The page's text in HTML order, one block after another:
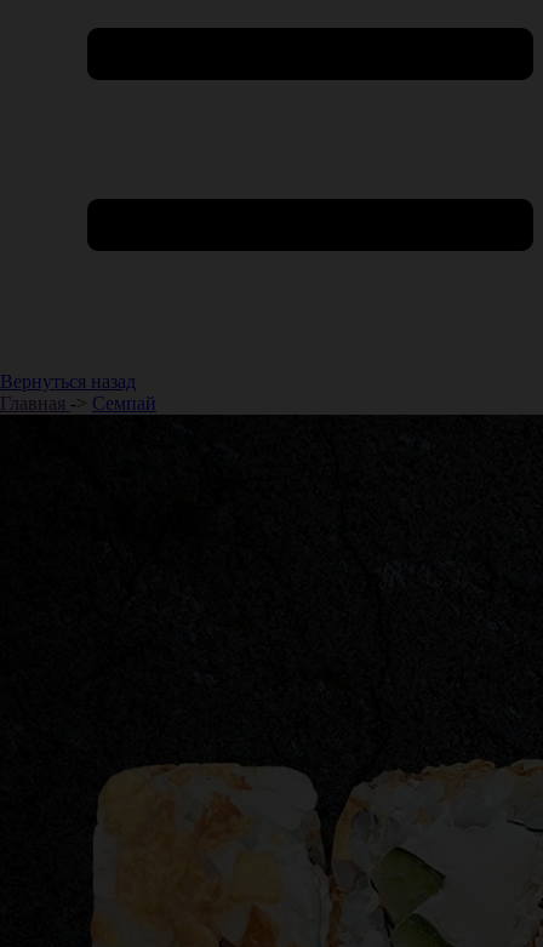
Вернуться назад
Главная -> Семпай